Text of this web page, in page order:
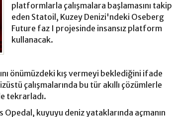
platformlarla çalışmalara başlamasını takip
eden Statoil, Kuzey Denizi'ndeki Oseberg
Future faz I projesinde insansız platform
kullanacak.
önümüzdeki kış vermeyi beklediğini ifade
çalışmalarında bu tür akıllı çözümlerle
tekrarladı.
Opedal, kuyuyu deniz yataklarında açmanın